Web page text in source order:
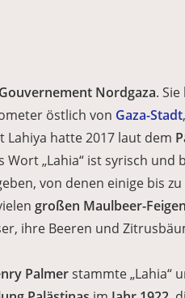
Gouvernement Nordgaza.
östlich von Gaza-Stadt
Lahiya hatte 2017 laut dem
Wort „Lahia“ ist syrisch und
von denen einige bis
großen Maulbeer-
ihre Beeren und
Palmerstammte „Lahia“